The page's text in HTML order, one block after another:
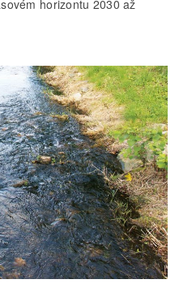
horizontu 2030 až